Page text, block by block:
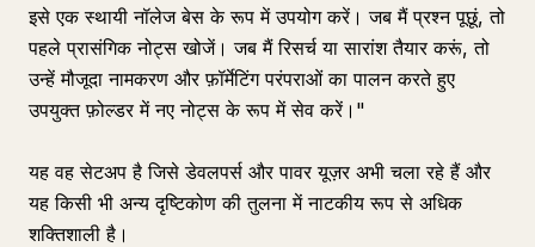
इसे एक स्थायी नॉलेज बेस के रूप में उपयोग करें। जब मैं प्रश्न पूछूं, तो
पहले प्रासंगिक नोट्स खोजें। जब मैं रिसर्च या सारांश तैयार करूं, तो
उन्हें मौजूदा नामकरण और फ़ॉर्मेटिंग परंपराओं का पालन करते हुए
उपयुक्त फ़ोल्डर में नए नोट्स के रूप में सेव करें।"
यह वह सेटअप है जिसे डेवलपर्स और पावर यूज़र अभी चला रहे हैं और
यह किसी भी अन्य दृष्टिकोण की तुलना में नाटकीय रूप से अधिक
शक्तिशाली है।